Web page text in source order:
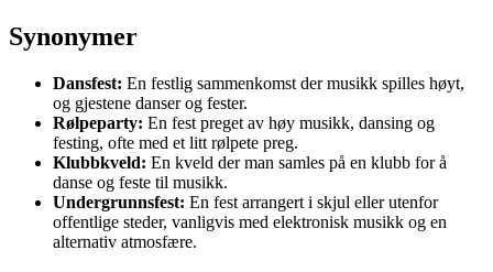
Synonymer
Dansfest: En festlig sammenkomst der musikk spilles høyt,
og gjestene danser og fester.
Rølpeparty: En fest preget av høy musikk, dansing og
festing, ofte med et litt rølpete preg.
Klubbkveld: En kveld der man samles på en klubb for å
danse og feste til musikk.
Undergrunnsfest: En fest arrangert i skjul eller utenfor
offentlige steder, vanligvis med elektronisk musikk og en
alternativ atmosfære.